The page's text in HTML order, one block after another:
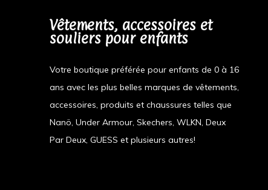
Vêtements, accessoires et
souliers pour enfants
Votre boutique préférée pour enfants de 0 à 16
ans avec les plus belles marques de vêtements,
accessoires, produits et chaussures telles que
Nanö, Under Armour, Skechers, WLKN, Deux
Par Deux, GUESS et plusieurs autres!